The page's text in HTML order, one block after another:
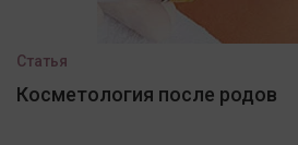
Статья
Косметология после родов